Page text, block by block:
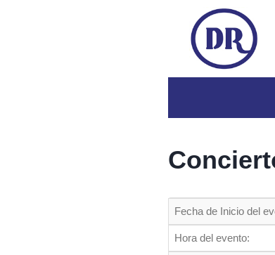
Fecha de Inicio del
Hora del evento: